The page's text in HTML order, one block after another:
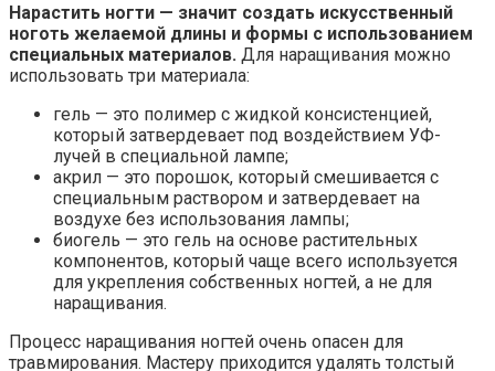
Нарастить ногти — значит создать искусственный
ноготь желаемой длины и формы с использованием
специальных материалов. Для наращивания можно
использовать три материала:
гель — это полимер с жидкой консистенцией,
который затвердевает под воздействием УФ-
лучей в специальной лампе;
акрил — это порошок, который смешивается с
специальным раствором и затвердевает на
воздухе без использования лампы;
биогель — это гель на основе растительных
компонентов, который чаще всего используется
для укрепления собственных ногтей, а не для
наращивания.
Процесс наращивания ногтей очень опасен для
травмирования. Мастеру приходится удалять толстый